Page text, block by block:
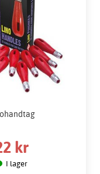
kr
I lager